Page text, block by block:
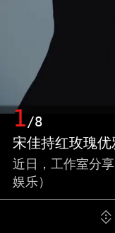
1/8
宋佳持红玫瑰
近日，工作室分
娱乐）